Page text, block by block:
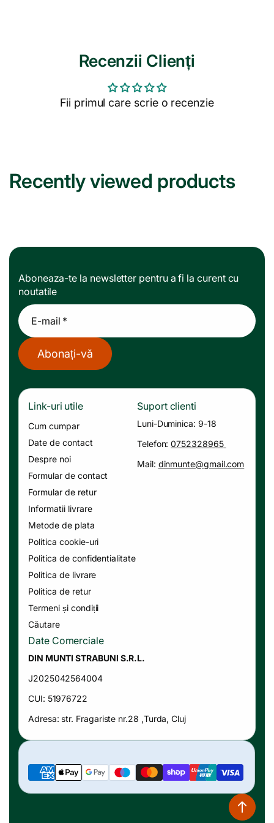
Recenzii Clienți
Fii primul care scrie o recenzie
Recently viewed products
Aboneaza-te la newsletter pentru a fi la curent cu
noutatile
E-mail *
Abonați-vă
Link-uri utile
Cum cumpar
Date de contact
Despre noi
Formular de contact
Formular de retur
Informatii livrare
Metode de plata
Politica cookie-uri
Politica de confidentialitate
Politica de livrare
Politica de retur
Termeni și condiții
Căutare
Suport clienti
Luni-Duminica: 9-18
Telefon:0752328965
Mail: dinmunte@gmail.com
Date Comerciale
DIN MUNTI STRABUNI S.R.L.
J2025042564004
CUI: 51976722
Adresa: str. Fragariste nr.28 ,Turda, Cluj
de
plată